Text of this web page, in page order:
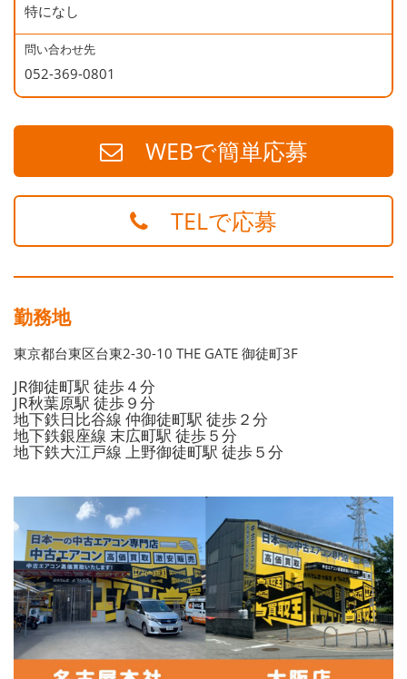
特になし
問い合わせ先
052-369-0801
WEBで簡単応募
TELで応募
勤務地
東京都台東区台東2-30-10 THE GATE 御徒町3F
JR御徒町駅 徒歩４分
JR秋葉原駅 徒歩９分
地下鉄日比谷線 仲御徒町駅 徒歩２分
地下鉄銀座線 末広町駅 徒歩５分
地下鉄大江戸線 上野御徒町駅 徒歩５分